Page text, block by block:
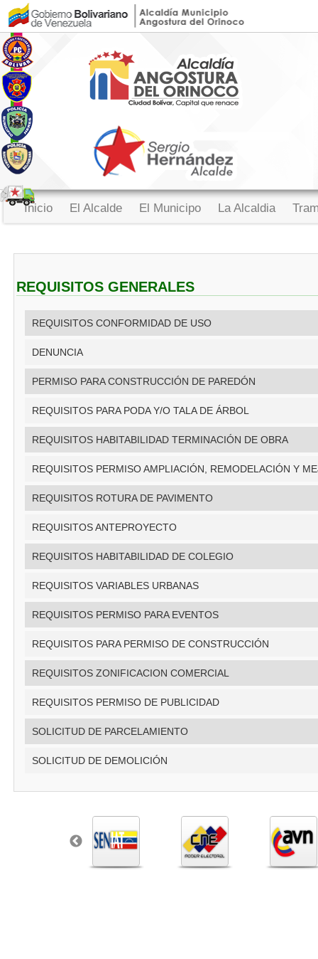
Inicio El Alcalde El Municipo La Alcaldia
REQUISITOS GENERALES
REQUISITOS CONFORMIDAD DE USO
DENUNCIA
PERMISO PARA CONSTRUCCIÓN DE PAREDÓN
REQUISITOS PARA PODA Y/O TALA DE ÁRBOL
REQUISITOS HABITABILIDAD TERMINACIÓN DE OBRA
REQUISITOS PERMISO AMPLIACIÓN, REMODELACIÓN Y
REQUISITOS ROTURA DE PAVIMENTO
REQUISITOS ANTEPROYECTO
REQUISITOS HABITABILIDAD DE COLEGIO
REQUISITOS VARIABLES URBANAS
REQUISITOS PERMISO PARA EVENTOS
REQUISITOS PARA PERMISO DE CONSTRUCCIÓN
REQUISITOS ZONIFICACION COMERCIAL
REQUISITOS PERMISO DE PUBLICIDAD
SOLICITUD DE PARCELAMIENTO
SOLICITUD DE DEMOLICIÓN